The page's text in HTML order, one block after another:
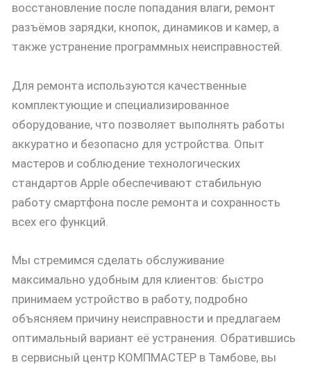
восстановление после попадания влаги, ремонт
разъёмов зарядки, кнопок, динамиков и камер, а
также устранение программных неисправностей.
Для ремонта используются качественные
комплектующие и специализированное
оборудование, что позволяет выполнять работы
аккуратно и безопасно для устройства. Опыт
мастеров и соблюдение технологических
стандартов Apple обеспечивают стабильную
работу смартфона после ремонта и сохранность
всех его функций.
Мы стремимся сделать обслуживание
максимально удобным для клиентов: быстро
принимаем устройство в работу, подробно
объясняем причину неисправности и предлагаем
оптимальный вариант её устранения. Обратившись
в сервисный центр КОМПМАСТЕР в Тамбове, вы